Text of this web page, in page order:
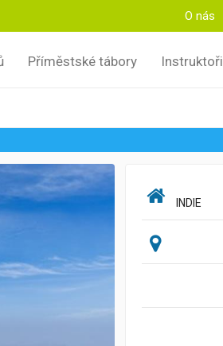
O nás
Příměstské tábory Instruktoři
INDIE